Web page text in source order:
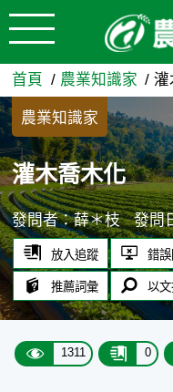
跳到主要內容
灌木喬木化
首頁 農業知識家 灌
農業知識家
灌木喬木化
發問者：薛＊枝 發問
放入追蹤 錯
推薦詞彙 以
1311 0